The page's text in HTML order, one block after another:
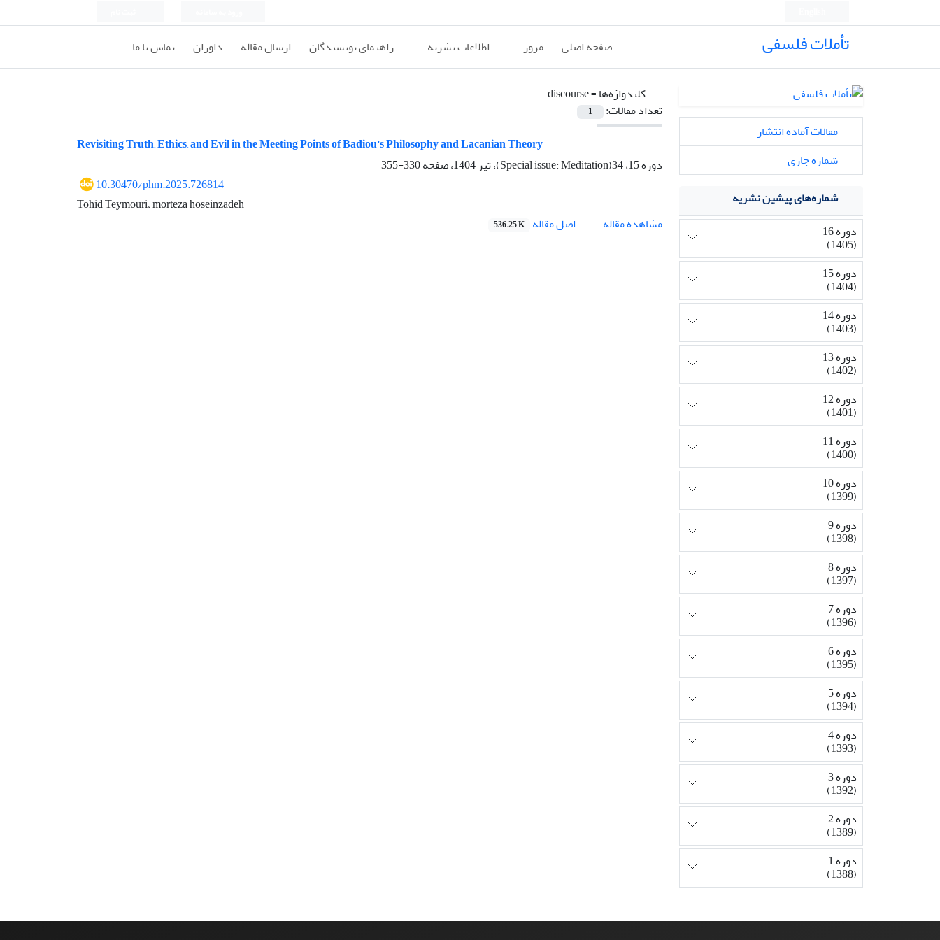
تأملات فلسفی صفحه اصلی مرور اطلاعات نشریه راهنمای نویسندگان ارسال مقاله داوران تماس با ما
کلیدواژه‌ها =discourse
تعداد مقالات:
1
Revisiting Truth, Ethics, and Evil in the Meeting Points of Badiou’s Philosophy and Lacanian Theory
دوره 15، 34(Special issue: Meditation)، تیر 1404، صفحه
330-355
10.30470/phm.2025.726814
Tohid Teymouri، morteza hoseinzadeh
مشاهده مقاله
اصل مقاله 536.25 K
مقالات آماده انتشار
شماره جاری
شماره‌های پیشین نشریه
دوره 16
(1405)
دوره 15
(1404)
دوره 14
(1403)
دوره 13
(1402)
دوره 12
(1401)
دوره 11
(1400)
دوره 10
(1399)
دوره 9
(1398)
دوره 8
(1397)
دوره 7
(1396)
دوره 6
(1395)
دوره 5
(1394)
دوره 4
(1393)
دوره 3
(1392)
دوره 2
(1389)
دوره 1
(1388)